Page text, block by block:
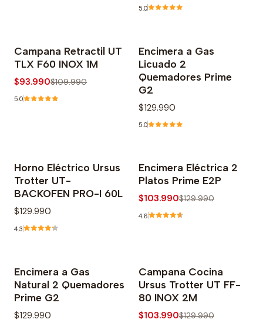
5.0
-15% OFF
Agotado
Campana Retractil UT
TLX F60 INOX 1M
$93.990$109.990
5.0
Encimera a Gas
Licuado 2
Quemadores Prime
G2
$129.990
5.0
Agotado
Horno Eléctrico Ursus
Trotter UT-
BACKOFEN PRO-I 60L
$129.990
4.3
-20% OFF
Encimera Eléctrica 2
Platos Prime E2P
$103.990$129.990
4.6
Encimera a Gas
Natural 2 Quemadores
Prime G2
$129.990
-20% OFF
Campana Cocina
Ursus Trotter UT FF-
80 INOX 2M
$103.990$129.990